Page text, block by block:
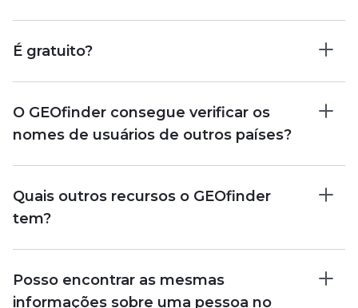
É gratuito?
O GEOfinder consegue verificar os
nomes de usuários de outros países?
Quais outros recursos o GEOfinder
tem?
Posso encontrar as mesmas
informações sobre uma pessoa no